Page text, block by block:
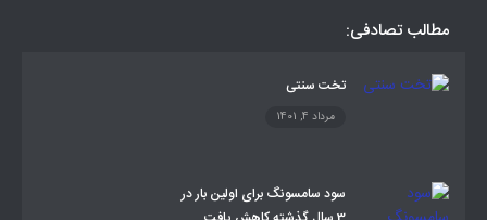
مطالب تصادفی:
تخت سنتی
مرداد 4, 1401
سود سامسونگ برای اولین بار در